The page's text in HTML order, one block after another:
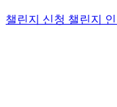
챌린지 신청 챌린지